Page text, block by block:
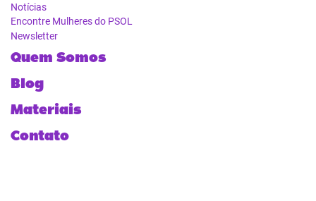
Notícias
Encontre Mulheres do PSOL
Newsletter
Quem Somos
Blog
Materiais
Contato